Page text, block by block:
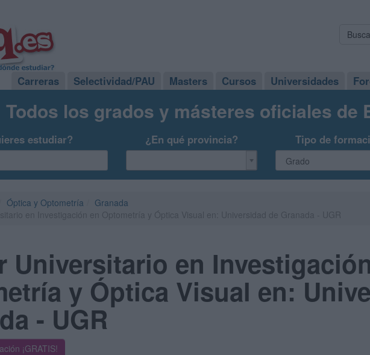
Carreras Selectividad/PAU Masters Cursos Universidades
Todos los grados y másteres oficiales de
estudiar? ¿En qué provincia? Tipo de
Óptica y Optometría
Granada
Universitario en
y Óptica Visual en:
- UGR
¡GRATIS!